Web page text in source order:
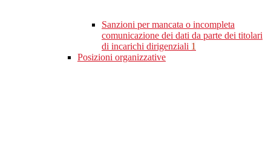
Sanzioni per mancata o incompleta
comunicazione dei dati da parte dei titolari
di incarichi dirigenziali 1
Posizioni organizzative